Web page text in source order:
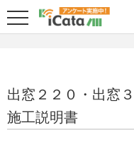
出窓２２０・出窓
施工説明書